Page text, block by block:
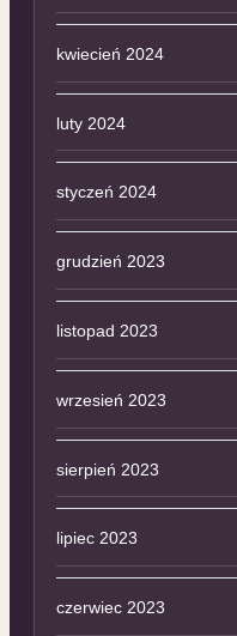
kwiecień 2024
luty 2024
styczeń 2024
grudzień 2023
listopad 2023
wrzesień 2023
sierpień 2023
lipiec 2023
czerwiec 2023